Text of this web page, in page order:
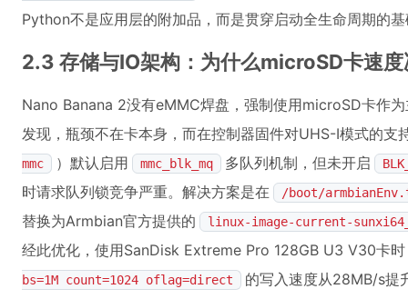
Python不是应用层的附加品，而是贯穿启动全生命周期的
2.3 存储与IO架构：为什么microSD卡速
Nano Banana 2没有eMMC焊盘，强制使用microSD卡作
发现，瓶颈不在卡本身，而在控制器固件对UHS-I模式的支
mmc ）默认启用 mmc_blk_mq 多队列机制，但未开启
时请求队列锁竞争严重。解决方案是在 /boot/
替换为Armbian官方提供的 linux-image-current-
经此优化，使用SanDisk Extreme Pro 128GB U3 V30卡时
bs=1M count=1024 oflag=direct 的写入速度从28MB/s提